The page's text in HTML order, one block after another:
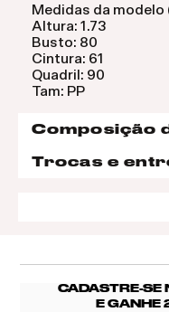
Medidas da modelo
Altura: 1.73
Busto: 80
Cintura: 61
Quadril: 90
Tam: PP
Composição
Trocas e
CADASTRE-SE
E GANHE